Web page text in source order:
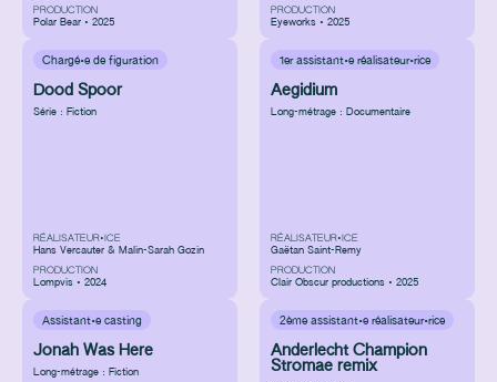
PRODUCTION
Polar Bear • 2025
PRODUCTION
Eyeworks • 2025
Chargé·e de figuration
Dood Spoor
Série : Fiction
RÉALISATEUR•ICE
Hans Vercauter & Malin-Sarah Gozin
PRODUCTION
Lompvis • 2024
1er assistant·e réalisateur·rice
Aegidium
Long-métrage : Documentaire
RÉALISATEUR•ICE
Gaëtan Saint-Remy
PRODUCTION
Clair Obscur productions • 2025
Assistant·e casting
Jonah Was Here
Long-métrage : Fiction
2ème assistant·e réalisateur·rice
Anderlecht Champion
Stromae remix